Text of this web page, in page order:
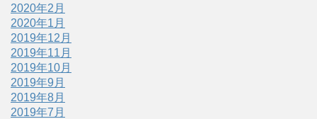
2020年2月
2020年1月
2019年12月
2019年11月
2019年10月
2019年9月
2019年8月
2019年7月